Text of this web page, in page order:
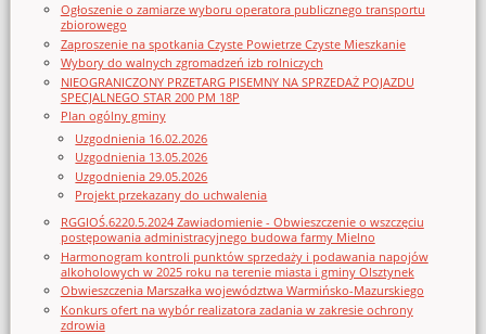
Ogłoszenie o zamiarze wyboru operatora publicznego transportu
zbiorowego
Zaproszenie na spotkania Czyste Powietrze Czyste Mieszkanie
Wybory do walnych zgromadzeń izb rolniczych
NIEOGRANICZONY PRZETARG PISEMNY NA SPRZEDAŻ POJAZDU
SPECJALNEGO STAR 200 PM 18P
Plan ogólny gminy
Uzgodnienia 16.02.2026
Uzgodnienia 13.05.2026
Uzgodnienia 29.05.2026
Projekt przekazany do uchwalenia
RGGIOŚ.6220.5.2024 Zawiadomienie - Obwieszczenie o wszczęciu
postępowania administracyjnego budowa farmy Mielno
Harmonogram kontroli punktów sprzedaży i podawania napojów
alkoholowych w 2025 roku na terenie miasta i gminy Olsztynek
Obwieszczenia Marszałka województwa Warmińsko-Mazurskiego
Konkurs ofert na wybór realizatora zadania w zakresie ochrony
zdrowia